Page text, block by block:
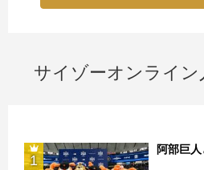
サイゾーオンライ
1
阿部巨